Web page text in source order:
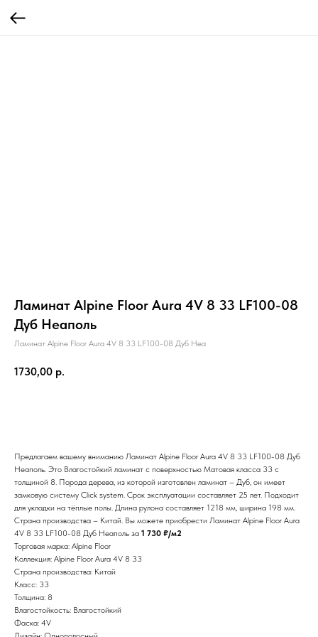
Ламинат Alpine Floor Aura 4V 8 33 LF100-08
Дуб Неаполь
Ламинат Alpine Floor Aura 4V 8 33 LF100-08 Дуб Неа
1730,00 р.
Предлагаем вашему вниманию Ламинат Alpine Floor Aura 4V 8 33 LF100-08 Дуб
Неаполь. Это Влагостойкий ламинат с поверхностью Матовая класса 33 с
толщиной 8. Порода дерева, из которой изготовлен ламинат – Дуб, он имеет
замковую систему Click system. Срок эксплуатации составляет 25 лет. Подходит
для укладки на тёплые полы. Длина рулона составляет 1218 мм, ширина 198 мм.
Страна производства – Китай. Вы можете приобрести Ламинат Alpine Floor Aura
4V 8 33 LF100-08 Дуб Неаполь за 1 730 ₽/м2
Торговая марка: Alpine Floor
Коллекция: Alpine Floor Aura 4V 8 33
Страна производства: Китай
Класс: 33
Толщина: 8
Влагостойкость: Влагостойкий
Фаска: 4V